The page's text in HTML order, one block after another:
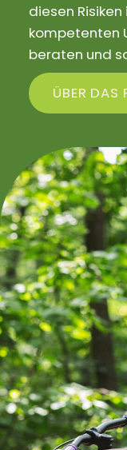
diesen
kompetenten
beraten und
ÜBER DAS